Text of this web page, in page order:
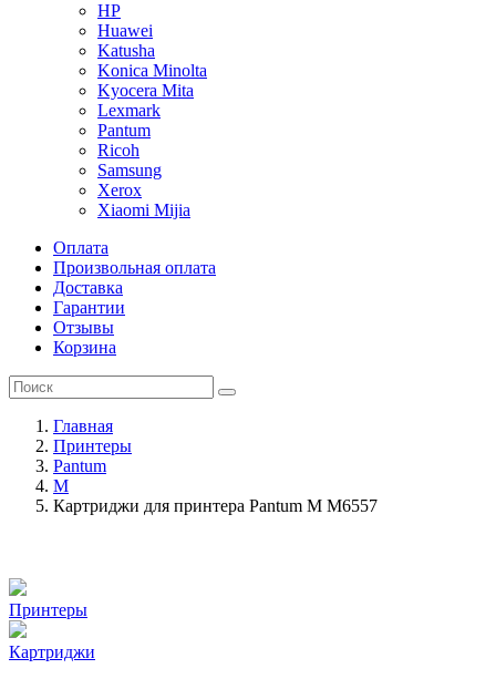
HP
Huawei
Katusha
Konica Minolta
Kyocera Mita
Lexmark
Pantum
Ricoh
Samsung
Xerox
Xiaomi Mijia
Оплата
Произвольная оплата
Доставка
Гарантии
Отзывы
Корзина
Главная
Принтеры
Pantum
M
Картриджи для принтера Pantum M M6557
Принтеры
Картриджи